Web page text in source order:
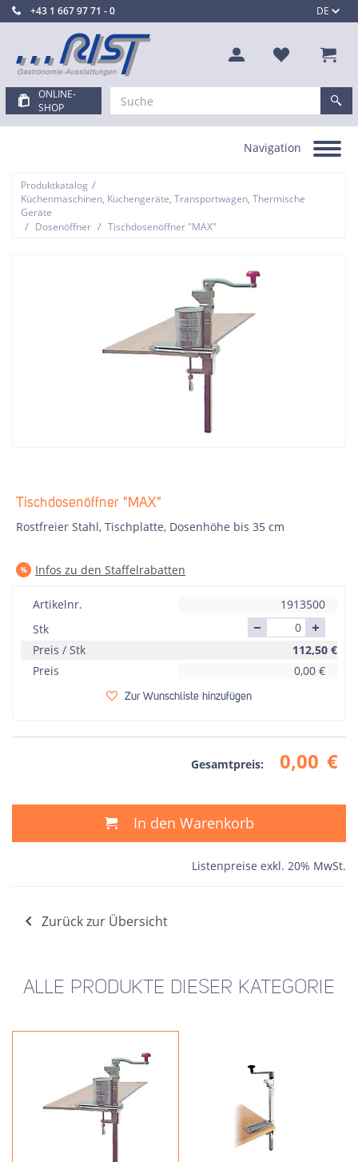
DE
+43 1 667 97 71 - 0
ONLINE-
SHOP
Toggle
Navigation
Produktkatalog /
Küchenmaschinen, Küchengeräte, Transportwagen, Thermische
Geräte
/ Dosenöffner / Tischdosenöffner "MAX"
Tischdosenöffner "MAX"
Rostfreier Stahl, Tischplatte, Dosenhöhe bis 35 cm
Infos zu den Staffelrabatten
Artikelnr.
1913500
Stk
Preis / Stk
112,50 €
Preis
0,00 €
Zur Wunschliste hinzufügen
Gesamtpreis: 0,00 €
In den Warenkorb
Listenpreise exkl. 20% MwSt.
Zurück zur Übersicht
ALLE PRODUKTE DIESER KATEGORIE